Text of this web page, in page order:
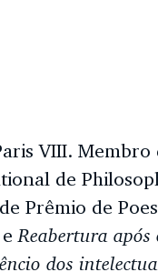
VIII. Membro
de
Prêmio de
e Reabertura após
dos